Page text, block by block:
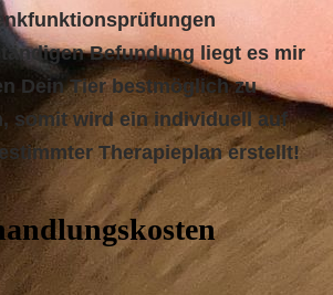
Befundung liegt es mir
Dein Tier bestmöglich zu
somit wird ein individuell auf
Therapieplan erstellt!